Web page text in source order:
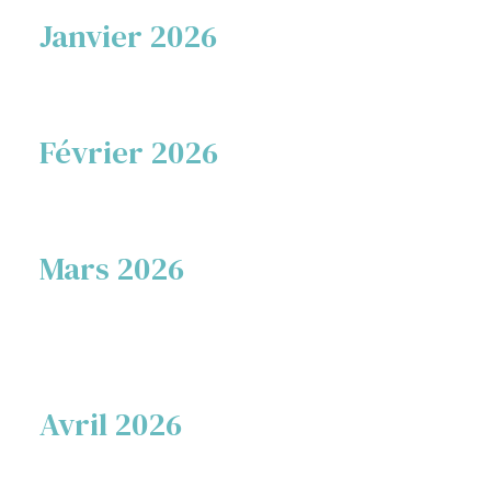
Janvier 2026
Février 2026
Mars 2026
Avril 2026